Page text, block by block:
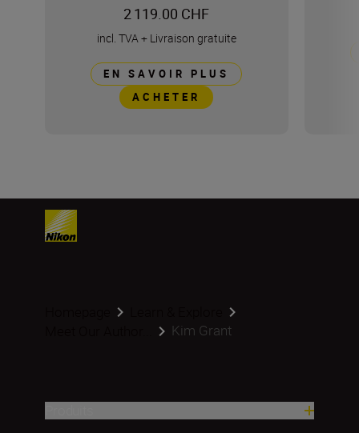
2 119.00 CHF
incl. TVA + Livraison gratuite
EN SAVOIR PLUS
ACHETER
Kim Grant